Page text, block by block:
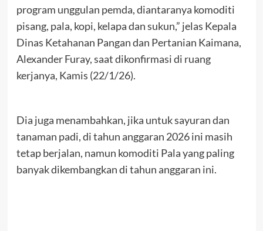
program unggulan pemda, diantaranya komoditi
pisang, pala, kopi, kelapa dan sukun,” jelas Kepala
Dinas Ketahanan Pangan dan Pertanian Kaimana,
Alexander Furay, saat dikonfirmasi di ruang
kerjanya, Kamis (22/1/26).
Dia juga menambahkan, jika untuk sayuran dan
tanaman padi, di tahun anggaran 2026 ini masih
tetap berjalan, namun komoditi Pala yang paling
banyak dikembangkan di tahun anggaran ini.